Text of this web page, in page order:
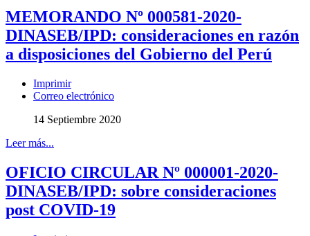
MEMORANDO Nº 000581-2020-
DINASEB/IPD: consideraciones en razón
a disposiciones del Gobierno del Perú
Imprimir
Correo electrónico
14 Septiembre 2020
Leer más...
OFICIO CIRCULAR Nº 000001-2020-
DINASEB/IPD: sobre consideraciones
post COVID-19